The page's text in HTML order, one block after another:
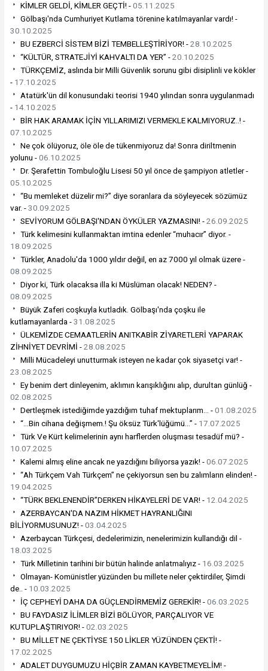
KİMLER GELDİ, KİMLER GEÇTİ! -05.11.2025
Gölbaşı'nda Cumhuriyet Kutlama törenine katılmayanlar vardı! -
30.10.2025
BU EZBERCİ SİSTEM BİZİ TEMBELLEŞTİRİYOR! -28.10.2025
“KÜLTÜR, STRATEJİYİ KAHVALTI DA YER” -20.10.2025
TÜRKÇEMİZ, aslında bir Milli Güvenlik sorunu gibi disiplinli ve kökler
- 17.10.2025
Atatürk'ün dil konusundaki teorisi 1940 yılından sonra uygulanmadı
- 14.10.2025
BİR HAK ARAMAK İÇİN YILLARIMIZI VERMEKLE KALMIYORUZ..! -
07.10.2025
Ne çok ölüyoruz, öle öle de tükenmiyoruz da! Sonra diriltmenin
yolunu -06.10.2025
Dr. Şerafettin Tombuloğlu Lisesi 50 yıl önce de şampiyon atletler -
05.10.2025
“Bu memleket düzelir mi?” diye soranlara da söyleyecek sözümüz
var. -30.09.2025
SEVİYORUM GÖLBAŞI'NDAN ÖYKÜLER YAZMASINI! -26.09.2025
Türk kelimesini kullanmaktan imtina edenler “muhacır” diyor. -
18.09.2025
Türkler, Anadolu'da 1000 yıldır değil, en az 7000 yıl olmak üzere -
08.09.2025
Diyor ki, Türk olacaksa illa ki Müslüman olacak! NEDEN? -
08.09.2025
Büyük Zaferi coşkuyla kutladık. Gölbaşı'nda çoşku ile
kutlamayanlarda -31.08.2025
ÜLKEMİZDE CEMAATLERİN ANITKABİR ZİYARETLERİ YAPARAK
ZİHNİYET DEVRİMİ -28.08.2025
Milli Mücadeleyi unutturmak isteyen ne kadar çok siyasetçi var! -
23.08.2025
Ey benim dert dinleyenim, aklımın karışıklığını alıp, durultan günlüğ -
02.08.2025
Dertleşmek istediğimde yazdığım tuhaf mektuplarım... -01.08.2025
“…Bin cihana değişmem.! Şu öksüz Türk'lüğümü…” - 17.07.2025
Türk Ve Kürt kelimelerinin aynı harflerden oluşması tesadüf mü? -
10.07.2025
Kalemi almış eline ancak ne yazdığını biliyorsa yazık! -06.07.2025
“Ah Türkçem Vah Türkçem” ne çekiyorsun sen bu zalımların elinden! -
19.04.2025
“TÜRK BEKLENENDİR”DERKEN HİKAYELERİ DE VAR! - 12.04.2025
AZERBAYCAN'DA NAZIM HİKMET HAYRANLIĞINI
BİLİYORMUSUNUZ! -03.04.2025
Azerbaycan Türkçesi, dedelerimizin, nenelerimizin kullandığı dil -
18.03.2025
Türk Milletinin tarihini bir bütün halinde anlatmalıyız - 16.03.2025
Olmayan- Komünistler yüzünden bu millete neler çektirdiler, Şimdi
de.. - 10.03.2025
İÇ CEPHEYİ DAHA DA GÜÇLENDİRMEMİZ GEREKİR! -06.03.2025
BU FAYDASIZ İLİMLER BİZİ BÖLÜYOR, PARÇALIYOR VE
KUTUPLAŞTIRIYOR! -02.03.2025
BU MİLLET NE ÇEKTİYSE 150 LİKLER YÜZÜNDEN ÇEKTİ! -
17.02.2025
ADALET DUYGUMUZU HİÇBİR ZAMAN KAYBETMEYELİM! -